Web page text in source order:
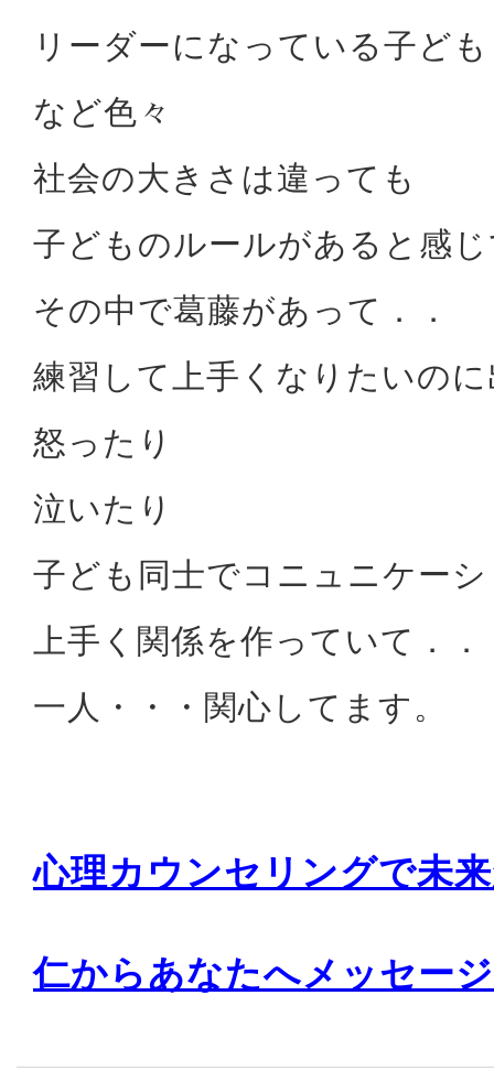
リーダーになっている子ども
など色々
社会の大きさは違っても
子どものルールがあると感
その中で葛藤があって．．
練習して上手くなりたいの
怒ったり
泣いたり
子ども同士でコニュニケー
上手く関係を作っていて．．
一人・・・関心してます。
心理カウンセリングで未
仁からあなたへメッセージ